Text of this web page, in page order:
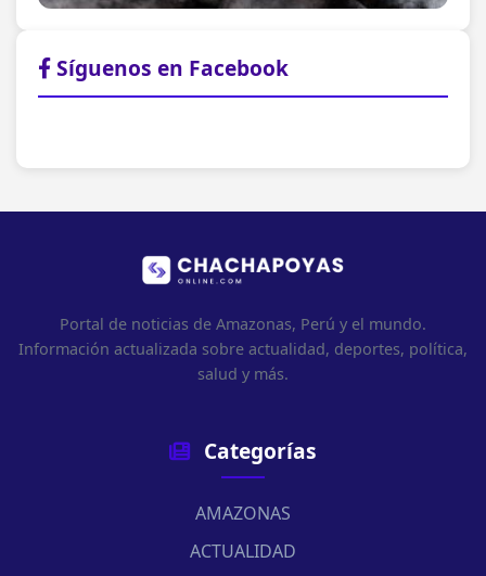
Síguenos en Facebook
Portal de noticias de Amazonas, Perú y el mundo.
Información actualizada sobre actualidad, deportes, política,
salud y más.
Categorías
AMAZONAS
ACTUALIDAD